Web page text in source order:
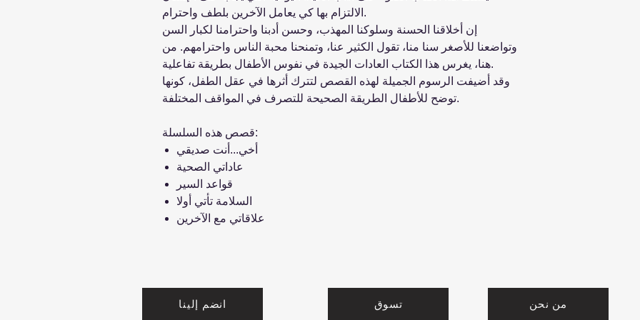
الالتزام بها كي يعامل الآخرين بلطف واحترام.
إن أخلاقنا الحسنة وسلوكنا المهذب، وحسن أدبنا واحترامنا لكبار السن
وتواضعنا للأصغر سنا منا، تقول الكثير عنا، وتمنحنا محبة الناس واحترامهم. من
هنا، يغرس هذا الكتاب العادات الجيدة في نفوس الأطفال بطريقة تفاعلية.
وقد أضيفت الرسوم الجميلة لهذه القصص لتترك أثرها في عقل الطفل، كونها
توضح للأطفال الطريقة الصحيحة للتصرف في المواقف المختلفة.
قصص هذه السلسلة:
أخي...أنت صديقي
عاداتي الصحية
قواعد السير
علاقاتي مع الآخرين
انضم إلينا تسوق من نحن